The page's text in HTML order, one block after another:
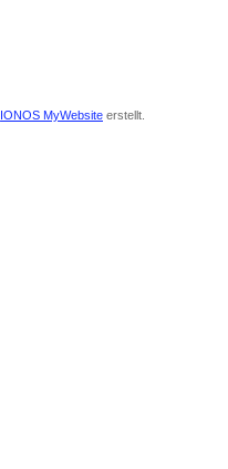
IONOS MyWebsite erstellt.